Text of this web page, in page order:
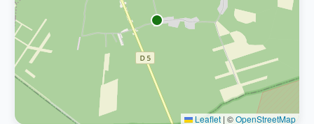
Leaflet | ©OpenStreetMap